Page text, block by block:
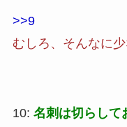
>>9
むしろ、そんなに
10: 名刺は切らして